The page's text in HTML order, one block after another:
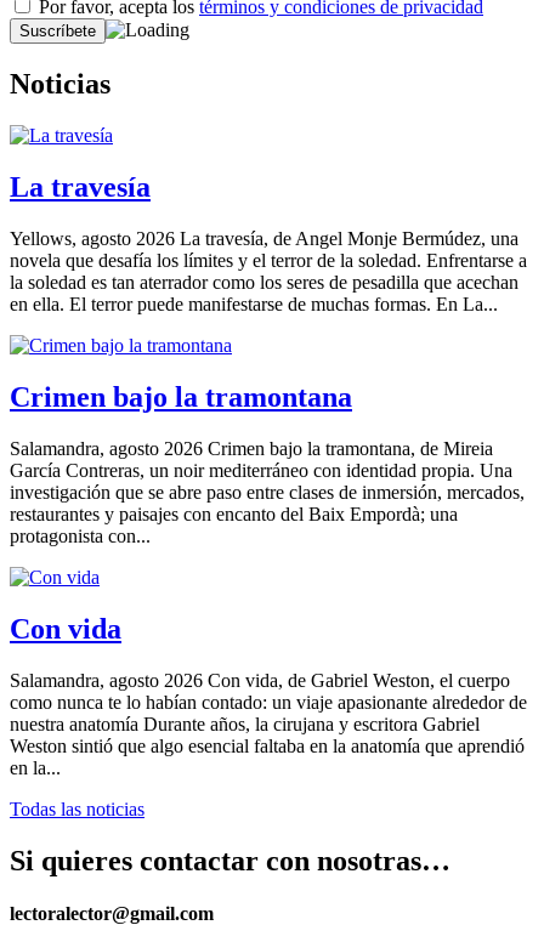
Por favor, acepta los términos y condiciones de privacidad
Noticias
La travesía
Yellows, agosto 2026 La travesía, de Angel Monje Bermúdez, una
novela que desafía los límites y el terror de la soledad. Enfrentarse a
la soledad es tan aterrador como los seres de pesadilla que acechan
en ella. El terror puede manifestarse de muchas formas. En La...
Crimen bajo la tramontana
Salamandra, agosto 2026 Crimen bajo la tramontana, de Mireia
García Contreras, un noir mediterráneo con identidad propia. Una
investigación que se abre paso entre clases de inmersión, mercados,
restaurantes y paisajes con encanto del Baix Empordà; una
protagonista con...
Con vida
Salamandra, agosto 2026 Con vida, de Gabriel Weston, el cuerpo
como nunca te lo habían contado: un viaje apasionante alrededor de
nuestra anatomía Durante años, la cirujana y escritora Gabriel
Weston sintió que algo esencial faltaba en la anatomía que aprendió
en la...
Todas las noticias
Si quieres contactar con nosotras…
lectoralector@gmail.com